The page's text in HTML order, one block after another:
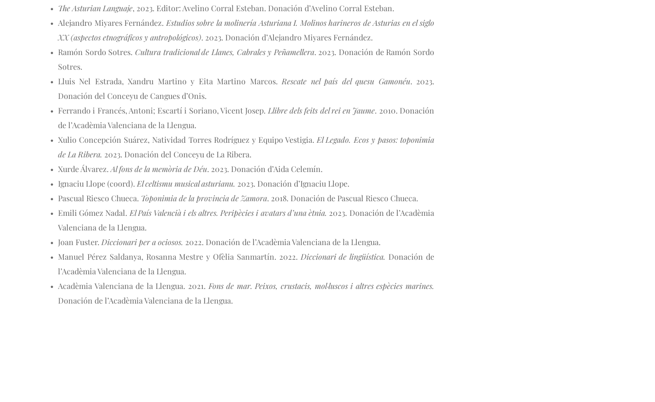
The Asturian Languaje, 2023. Editor: Avelino Corral Esteban. Donación d’Avelino Corral Esteban.
Alejandro Miyares Fernández. Estudios sobre la molinería Asturiana I. Molinos harineros de Asturias en el siglo
XX (aspectos etnográficos y antropológicos). 2023. Donación d’Alejandro Miyares Fernández.
Ramón Sordo Sotres. Cultura tradicional de Llanes, Cabrales y Peñamellera. 2023. Donación de Ramón Sordo
Sotres.
Lluis Nel Estrada, Xandru Martino y Eita Martino Marcos. Rescate nel país del quesu Gamonéu. 2023.
Donación del Conceyu de Cangues d’Onis.
Ferrando i Francés, Antoni; Escartí i Soriano, Vicent Josep. Llibre dels feits del rei en Jaume. 2010. Donación
de l’Acadèmia Valenciana de la Llengua.
Xulio Concepción Suárez, Natividad Torres Rodríguez y Equipo Vestigia. El Legado. Ecos y pasos: toponimia
de La Ribera. 2023. Donación del Conceyu de La Ribera.
Xurde Álvarez. Al fons de la memòria de Déu. 2023. Donación d’Aida Celemín.
Ignaciu Llope (coord). El celtismu musical asturianu. 2023. Donación d’Ignaciu Llope.
Pascual Riesco Chueca. Toponimia de la provincia de Zamora. 2018. Donación de Pascual Riesco Chueca.
Emili Gómez Nadal. El País Valencià i els altres. Peripècies i avatars d’una ètnia. 2023. Donación de l’Acadèmia
Valenciana de la Llengua.
Joan Fuster. Diccionari per a ociosos. 2022. Donación de l’Acadèmia Valenciana de la Llengua.
Manuel Pérez Saldanya, Rosanna Mestre y Ofèlia Sanmartín. 2022. Diccionari de lingüística. Donación de
l’Acadèmia Valenciana de la Llengua.
Acadèmia Valenciana de la Llengua. 2021. Fons de mar. Peixos, crustacis, mol·luscos i altres espècies marines.
Donación de l’Acadèmia Valenciana de la Llengua.